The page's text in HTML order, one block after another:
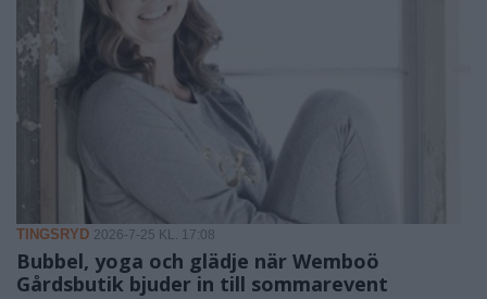
TINGSRYD 2026-7-25 KL. 17:08
Bubbel, yoga och glädje när Wemboö
Gårdsbutik bjuder in till sommarevent